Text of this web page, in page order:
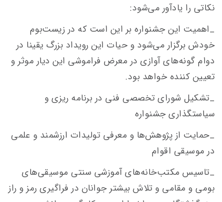
نکاتی را یادآور می‌شود:
_اهمیت این جشنواره بر این است که در زیست‌بوم
خودش برگزار می‌شود و حیات این رویداد بزرگ یقینا در
دوام گونه‌های آوازی در معرض فراموشی این دیار موثر و
تعیین کننده خواهد بود.
_تشکیل شورای تخصصی فنی در برنامه ریزی و
سیاستگذاری جشنواره
_حمایت از پژوهش‌ها و معرفی تولیدات ارزشمند و علمی
در موسیقی اقوام
_تاسیس مکتب‌خانه‌های آموزشی سنتی موسیقی‌های
بومی و مقامی و تلاش بیشتر جوانان در فراگیری رمز و راز